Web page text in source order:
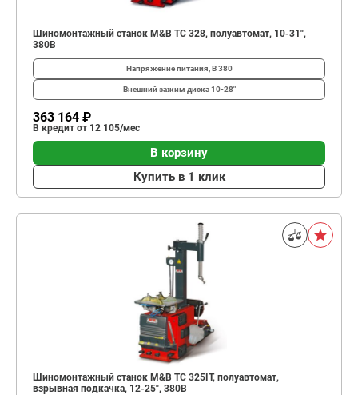
Шиномонтажный станок M&B TC 328, полуавтомат, 10-31",
380В
Напряжение питания, В380
Внешний зажим диска10-28"
363 164 ₽
В кредит от 12 105/мес
В корзину
Купить в 1 клик
Шиномонтажный станок M&B TC 325IT, полуавтомат,
взрывная подкачка, 12-25", 380В